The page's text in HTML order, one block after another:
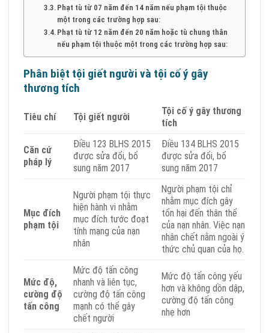
Phạt tù từ 07 năm đến 14 năm nếu phạm tội thuộc
một trong các trường hợp sau:
Phạt tù từ 12 năm đến 20 năm hoặc tù chung thân
nếu phạm tội thuộc một trong các trường hợp sau:
Phân biệt tội giết người và tội cố ý gây
thương tích
Tiêu chí Tội giết người
Tội cố ý gây thương
tích
Căn cứ
pháp lý
Điều 123 BLHS 2015
được sửa đổi, bổ
sung năm 2017
Điều 134 BLHS 2015
được sửa đổi, bổ
sung năm 2017
Mục đích
phạm tội
Người phạm tội thực
hiện hành vi nhằm
mục đích tước đoạt
tính mạng của nạn
nhân
Người phạm tội chỉ
nhằm mục đích gây
tổn hại đến thân thể
của nạn nhân. Việc nạn
nhân chết nằm ngoài ý
thức chủ quan của họ.
Mức độ,
cường độ
tấn công
Mức độ tấn công
nhanh và liên tục,
cường độ tấn công
mạnh có thể gây
chết người
Mức độ tấn công yếu
hơn và không dồn dập,
cường độ tấn công
nhẹ hơn